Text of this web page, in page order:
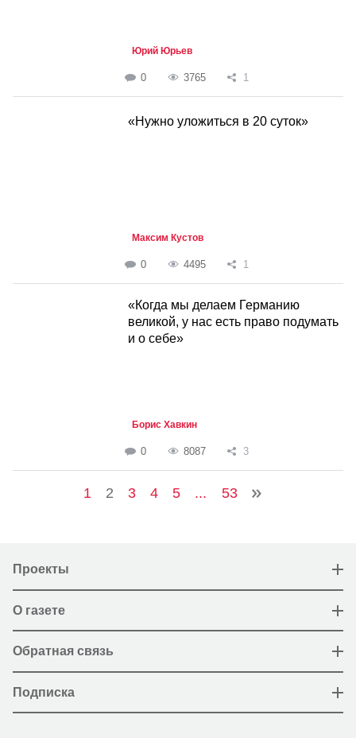
Юрий Юрьев
0 3765 1
«Нужно уложиться в 20 суток»
Максим Кустов
0 4495 1
«Когда мы делаем Германию
великой, у нас есть право подумать
и о себе»
Борис Хавкин
0 8087 3
1 2 3 4 5 ... 53
Проекты
О газете
Обратная связь
Подписка